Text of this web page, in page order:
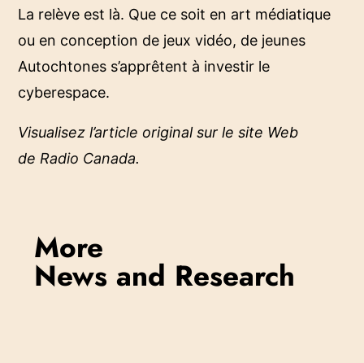
La relève est là. Que ce soit en art médiatique
ou en conception de jeux vidéo, de jeunes
Autochtones s’apprêtent à investir le
cyberespace.
Visualisez l’article original sur le site Web
de Radio Canada.
More
News and Research